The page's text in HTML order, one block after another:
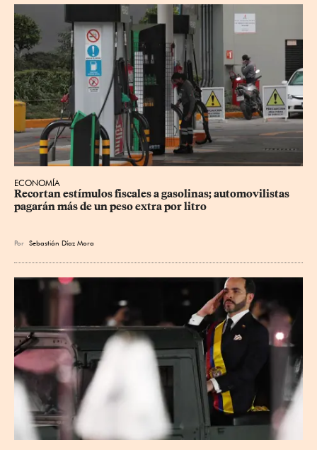
ECONOMÍA
Recortan estímulos fiscales a gasolinas; automovilistas
pagarán más de un peso extra por litro
Por Sebastián Díaz Mora